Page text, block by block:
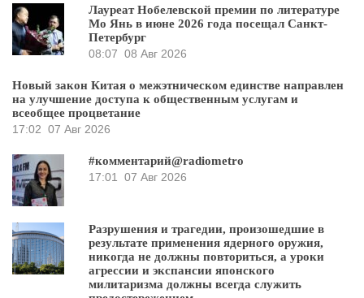
Лауреат Нобелевской премии по литературе
Мо Янь в июне 2026 года посещал Санкт-
Петербург
08:07 08 Авг 2026
Новый закон Китая о межэтническом единстве направлен
на улучшение доступа к общественным услугам и
всеобщее процветание
17:02 07 Авг 2026
#комментарий@radiometro
17:01
07 Авг 2026
Разрушения и трагедии, произошедшие в
результате применения ядерного оружия,
никогда не должны повториться, а уроки
агрессии и экспансии японского
милитаризма должны всегда служить